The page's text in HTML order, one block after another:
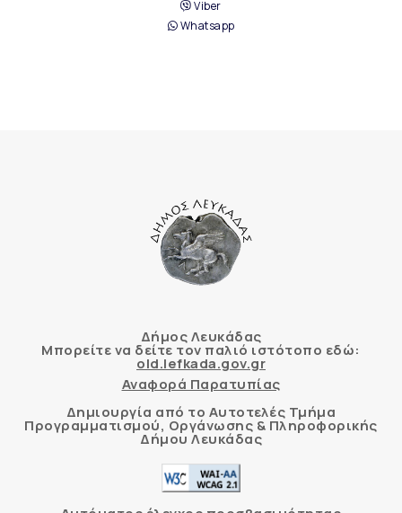
Viber
Whatsapp
Δήμος Λευκάδας
Μπορείτε να δείτε τον παλιό ιστότοπο εδώ:
old.lefkada.gov.gr
Αναφορά Παρατυπίας
Δημιουργία από το Αυτοτελές Τμήμα
Προγραμματισμού, Οργάνωσης & Πληροφορικής
Δήμου Λευκάδας